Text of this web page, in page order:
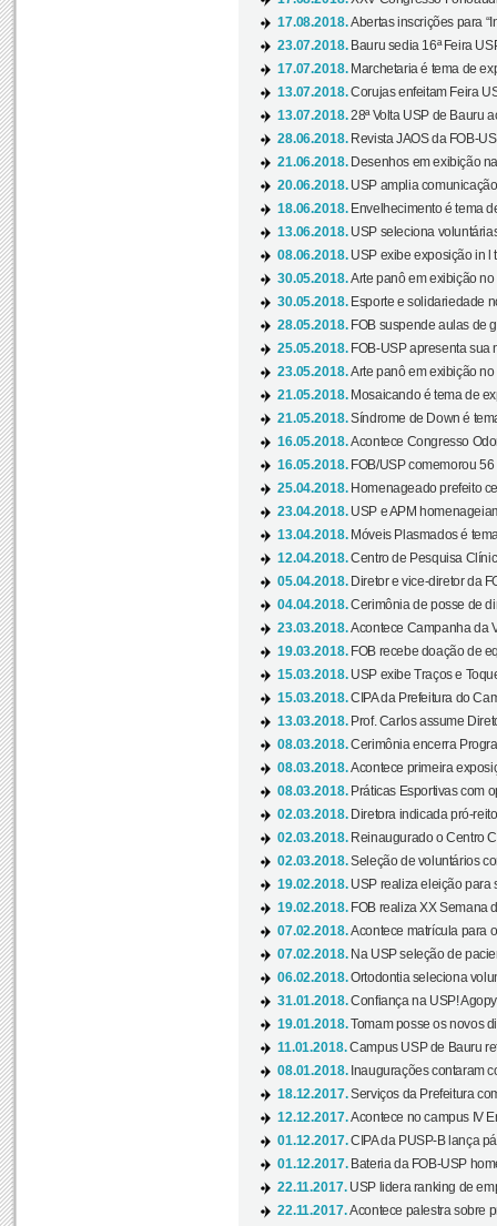
17.08.2018.Abertas inscrições para
23.07.2018. Bauru sedia 16ª Feira
17.07.2018. Marchetaria é tema de
13.07.2018.Corujas enfeitam Feira
13.07.2018.28ª Volta USP de Bauru
28.06.2018. Revista JAOS da FOB-
21.06.2018. Desenhos em exibição
20.06.2018. USP amplia
18.06.2018. Envelhecimento é tema
13.06.2018. USP seleciona
08.06.2018. USP exibe exposição in l
30.05.2018.Arte panô em exibição no
30.05.2018. Esporte e solidariedade
28.05.2018. FOB suspende aulas de
25.05.2018. FOB-USP apresenta sua
23.05.2018.Arte panô em exibição no
21.05.2018. Mosaicando é tema de
21.05.2018.Síndrome de Down é
16.05.2018.Acontece Congresso
16.05.2018. FOB/USP comemorou
25.04.2018. Homenageado prefeito
23.04.2018. USP e APM
13.04.2018. Móveis Plasmados é
12.04.2018.Centro de Pesquisa
05.04.2018. Diretor e vice-diretor da
04.04.2018.Cerimônia de posse de
23.03.2018.Acontece Campanha da
19.03.2018. FOB recebe doação de
15.03.2018. USP exibe Traços e
15.03.2018.CIPA da Prefeitura do
13.03.2018. Prof. Carlos assume
08.03.2018.Cerimônia encerra
08.03.2018.Acontece primeira
08.03.2018. Práticas Esportivas com
02.03.2018. Diretora indicada pró-
02.03.2018. Reinaugurado o Centro
02.03.2018.Seleção de voluntários
19.02.2018. USP realiza eleição para
19.02.2018. FOB realiza XX Semana
07.02.2018.Acontece matrícula para
07.02.2018. Na USP seleção de
06.02.2018.Ortodontia seleciona
31.01.2018.Confiança na USP!
19.01.2018.Tomam posse os novos
11.01.2018.Campus USP de Bauru
08.01.2018. Inaugurações contaram
18.12.2017.Serviços da Prefeitura
12.12.2017.Acontece no campus IV
01.12.2017.CIPA da PUSP-B lança
01.12.2017. Bateria da FOB-USP
22.11.2017. USP lidera ranking de
22.11.2017.Acontece palestra sobre